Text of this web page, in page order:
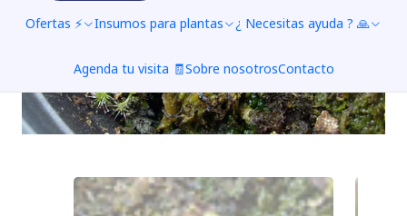
Ofertas ⚡ Insumos para plantas ¿ Necesitas ayuda ? 🙏
Agenda tu visita 🧾Sobre nosotrosContacto